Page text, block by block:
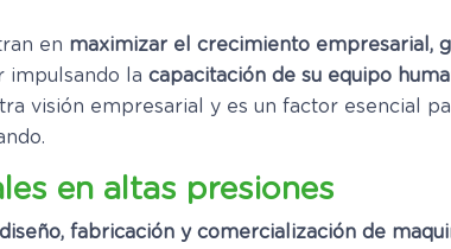
en maximizar el crecimiento empresarial,
impulsando la capacitación de su equipo
visión empresarial y es un factor esencial
en altas presiones
fabricación y comercialización de